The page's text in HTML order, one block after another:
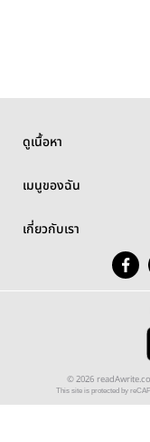
ดูเนื้อหา
เมนูของฉัน
เกี่ยวกับเรา
© 2026
This site is protected by